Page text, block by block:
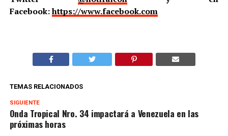
Facebook:https://www.facebook.com
TEMAS RELACIONADOS
SIGUIENTE
Onda Tropical Nro. 34 impactará a Venezuela en las
próximas horas